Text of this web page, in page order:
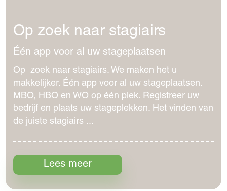
Op zoek naar stagiairs
Één app voor al uw stageplaatsen
Op zoek naar stagiairs. We maken het u
makkelijker. Één app voor al uw stageplaatsen.
MBO, HBO en WO op één plek. Registreer uw
bedrijf en plaats uw stageplekken. Het vinden van
de juiste stagiairs ...
Lees meer